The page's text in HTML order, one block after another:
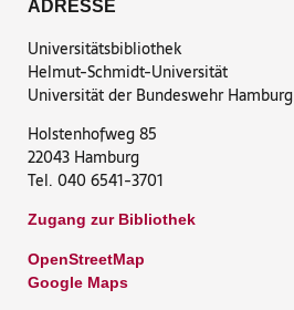
ADRESSE
Universitätsbibliothek
Helmut-Schmidt-Universität
Universität der Bundeswehr Hamburg
Holstenhofweg 85
22043 Hamburg
Tel. 040 6541-3701
Zugang zur Bibliothek
OpenStreetMap
Google Maps